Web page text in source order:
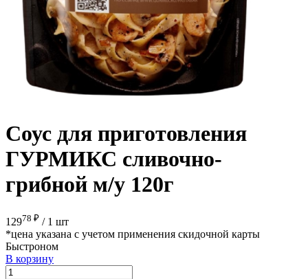
Соус для приготовления
ГУРМИКС сливочно-
грибной м/у 120г
12978 ₽ / 1 шт
*цена указана с учетом применения скидочной карты
Быстроном
В корзину